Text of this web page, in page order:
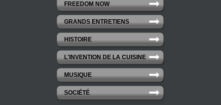
FREEDOM NOW
GRANDS ENTRETIENS
HISTOIRE
L'INVENTION DE LA CUISINE
MUSIQUE
SOCIÉTÉ